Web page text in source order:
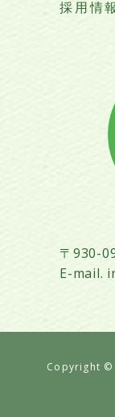
採用情報
〒930-
E-mail.
Copyright ©